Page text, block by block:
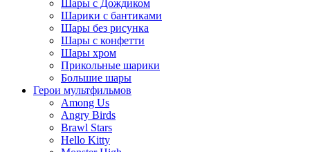
Шары с Дождиком
Шарики с бантиками
Шары без рисунка
Шары с конфетти
Шары хром
Прикольные шарики
Большие шары
Герои мультфильмов
Among Us
Angry Birds
Brawl Stars
Hello Kitty